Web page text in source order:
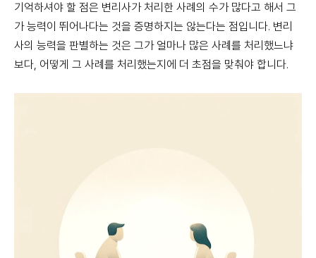
기억하셔야 할 점은 변리사가 처리한 사례의 수가 많다고 해서 그
가 능력이 뛰어나다는 것을 증명하지는 않는다는 점입니다. 변리
사의 능력을 판별하는 것은 그가 얼마나 많은 사례를 처리했느냐
보다, 어떻게 그 사례를 처리했는지에 더 초점을 맞춰야 합니다.